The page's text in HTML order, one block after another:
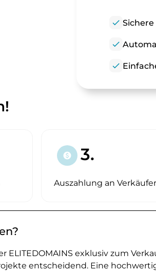
check
check
check
paid 3.
Auszahlung an Verkäufer
exklusiv zum
entscheidend. Eine